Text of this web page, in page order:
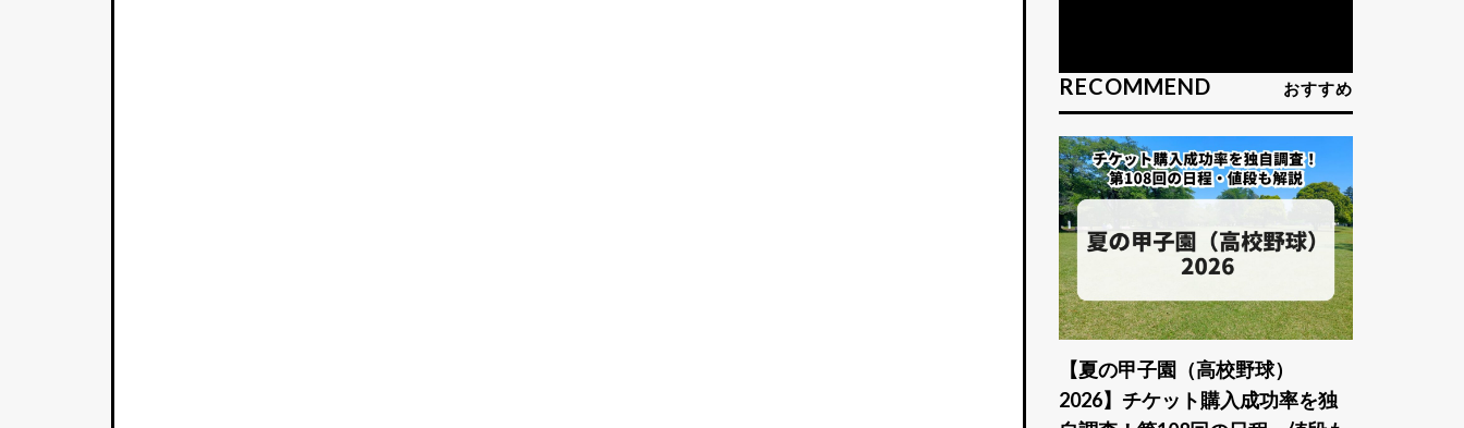
RECOMMEND おすすめ
【夏の甲子園（高校野球）
2026】チケット購入成功率を独